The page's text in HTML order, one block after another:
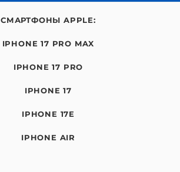
СМАРТФОНЫ APPLE:
IPHONE 17 PRO MAX
IPHONE 17 PRO
IPHONE 17
IPHONE 17E
IPHONE AIR